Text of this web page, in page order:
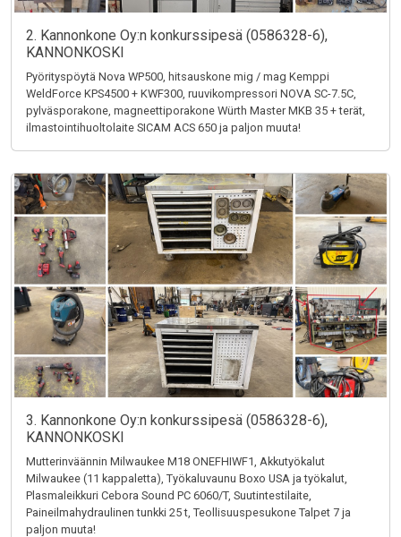
2. Kannonkone Oy:n konkurssipesä (0586328-6),
KANNONKOSKI
Pyörityspöytä Nova WP500, hitsauskone mig / mag Kemppi
WeldForce KPS4500 + KWF300, ruuvikompressori NOVA SC-7.5C,
pylväsporakone, magneettiporakone Würth Master MKB 35 + terät,
ilmastointihuoltolaite SICAM ACS 650 ja paljon muuta!
3. Kannonkone Oy:n konkurssipesä (0586328-6),
KANNONKOSKI
Mutterinväännin Milwaukee M18 ONEFHIWF1, Akkutyökalut
Milwaukee (11 kappaletta), Työkaluvaunu Boxo USA ja työkalut,
Plasmaleikkuri Cebora Sound PC 6060/T, Suutintestilaite,
Paineilmahydraulinen tunkki 25 t, Teollisuuspesukone Talpet 7 ja
paljon muuta!